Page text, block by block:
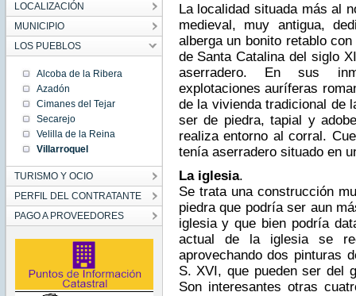
LOCALIZACIÓN
MUNICIPIO
LOS PUEBLOS
Alcoba de la Ribera
Azadón
Cimanes del Tejar
Secarejo
Velilla de la Reina
Villarroquel
TURISMO Y OCIO
PERFIL DEL CONTRATANTE
PAGO A PROVEEDORES
La localidad situada más al
medieval, muy antigua,
alberga un bonito retablo
de Santa Catalina del siglo
aserradero. En sus
explotaciones auríferas
de la vivienda tradicional de
ser de piedra, tapial y
realiza entorno al corral.
tenía aserradero situado en
La iglesia.
Se trata una construcción
piedra que podría ser aun
iglesia y que bien podría
actual de la iglesia se
aprovechando dos pinturas
S. XVI, que pueden ser del
Son interesantes otras